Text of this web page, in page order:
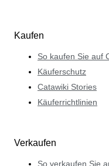
Kaufen
So kaufen Sie auf
Käuferschutz
Catawiki Stories
Käuferrichtlinien
Verkaufen
So verkaufen Sie